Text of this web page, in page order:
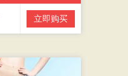
立即购买